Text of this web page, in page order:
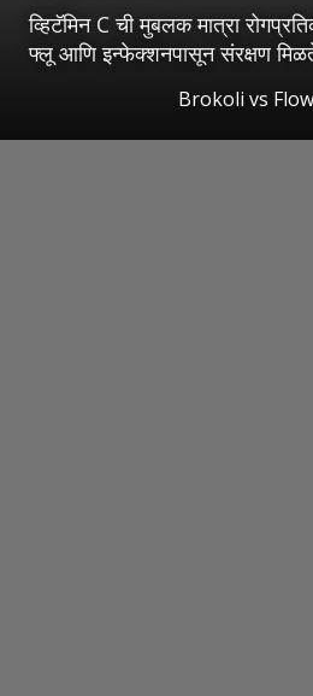
व्हिटॅमिन C ची मुबलक मात्रा
फ्लू आणि इन्फेक्शनपासून संरक्षण
Brokoli vs